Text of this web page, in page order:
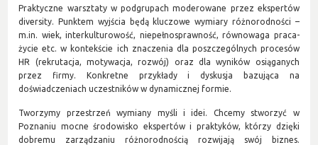
Praktyczne warsztaty w podgrupach moderowane przez ekspertów
diversity. Punktem wyjścia będą kluczowe wymiary różnorodności –
m.in. wiek, interkulturowość, niepełnosprawność, równowaga praca-
życie etc. w kontekście ich znaczenia dla poszczególnych procesów
HR (rekrutacja, motywacja, rozwój) oraz dla wyników osiąganych
przez firmy. Konkretne przykłady i dyskusja bazująca na
doświadczeniach uczestników w dynamicznej formie.
Tworzymy przestrzeń wymiany myśli i idei. Chcemy stworzyć w
Poznaniu mocne środowisko ekspertów i praktyków, którzy dzięki
dobremu zarządzaniu różnorodnością rozwijają swój biznes.